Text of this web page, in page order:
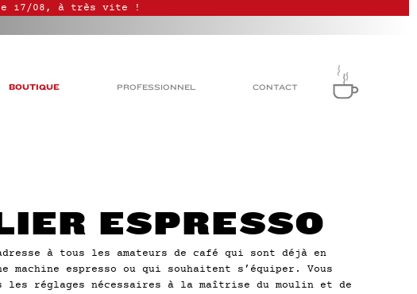
le 17/08, à très vite !
BOUTIQUE PROFESSIONNEL CONTACT
ESPRESSO
à tous les amateurs de café qui sont déjà en
machine espresso ou qui souhaitent s’équiper. Vous
les réglages nécessaires à la maîtrise du moulin et de